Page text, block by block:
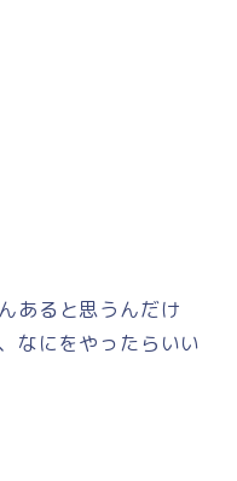
あると思うんだけ
なにをやったらいい